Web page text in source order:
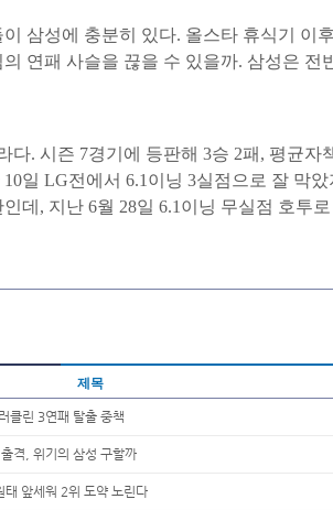
삼성에 충분히 있다. 올스타 휴식기 이
연패 사슬을 끊을 수 있을까. 삼성은 전
다. 시즌 7경기에 등판해 3승 2패, 평균자
일 LG전에서 6.1이닝 3실점으로 잘 막았
데, 지난 6월 28일 6.1이닝 무실점 호투
제목
클린 3연패 탈출 중책
격, 위기의 삼성 구할까
태 앞세워 2위 도약 노린다